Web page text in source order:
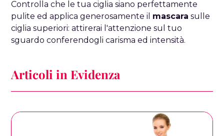
Controlla che le tua ciglia siano perfettamente
pulite ed applica generosamente il mascara sulle
ciglia superiori: attirerai l'attenzione sul tuo
sguardo conferendogli carisma ed intensità.
Articoli in Evidenza